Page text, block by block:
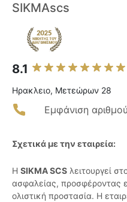
SIKMAscs
8.1
Ηρακλειο, Μετεώρων 28
Εμφάνιση
Σχετικά με την εταιρεία:
Η SIKMA SCS λειτουργεί
ασφαλείας, προσφέροντας
ολιστική προστασία. Η